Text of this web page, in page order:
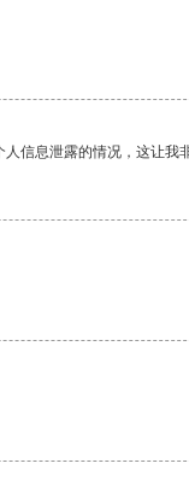
信息泄露的情况，这让我